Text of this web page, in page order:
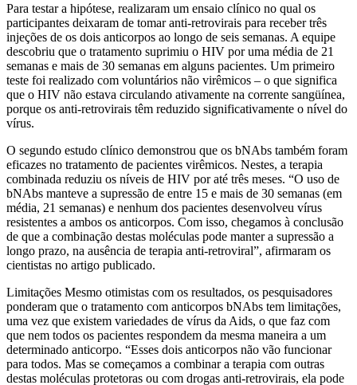
Para testar a hipótese, realizaram um ensaio clínico no qual os
participantes deixaram de tomar anti-retrovirais para receber três
injeções de os dois anticorpos ao longo de seis semanas. A equipe
descobriu que o tratamento suprimiu o HIV por uma média de 21
semanas e mais de 30 semanas em alguns pacientes. Um primeiro
teste foi realizado com voluntários não virêmicos – o que significa
que o HIV não estava circulando ativamente na corrente sangüínea,
porque os anti-retrovirais têm reduzido significativamente o nível do
vírus.
O segundo estudo clínico demonstrou que os bNAbs também foram
eficazes no tratamento de pacientes virêmicos. Nestes, a terapia
combinada reduziu os níveis de HIV por até três meses. “O uso de
bNAbs manteve a supressão de entre 15 e mais de 30 semanas (em
média, 21 semanas) e nenhum dos pacientes desenvolveu vírus
resistentes a ambos os anticorpos. Com isso, chegamos à conclusão
de que a combinação destas moléculas pode manter a supressão a
longo prazo, na ausência de terapia anti-retroviral”, afirmaram os
cientistas no artigo publicado.
Limitações Mesmo otimistas com os resultados, os pesquisadores
ponderam que o tratamento com anticorpos bNAbs tem limitações,
uma vez que existem variedades de vírus da Aids, o que faz com
que nem todos os pacientes respondem da mesma maneira a um
determinado anticorpo. “Esses dois anticorpos não vão funcionar
para todos. Mas se começamos a combinar a terapia com outras
destas moléculas protetoras ou com drogas anti-retrovirais, ela pode